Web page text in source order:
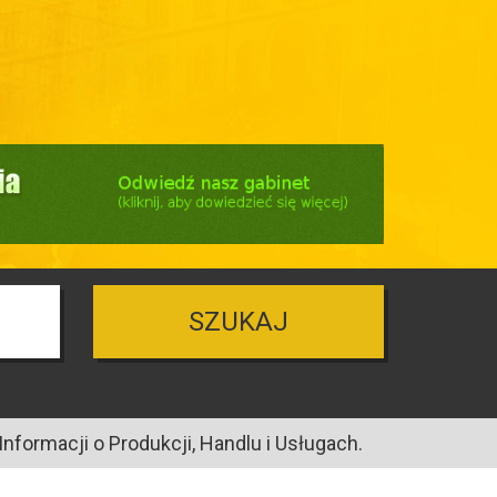
SZUKAJ
o Produkcji, Handlu i Usługach.